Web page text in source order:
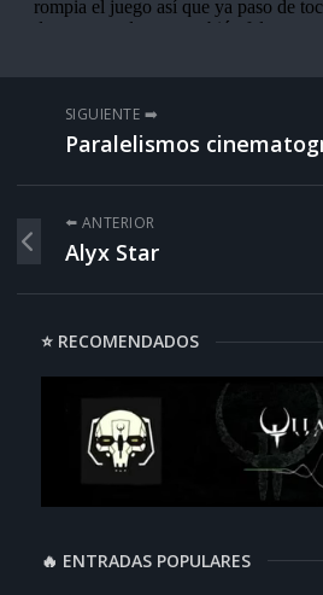
SIGUIENTE ➡️
Paralelismos
⬅️ ANTERIOR
Alyx Star
⭐ RECOMENDADOS
🔥 ENTRADAS POPULARES